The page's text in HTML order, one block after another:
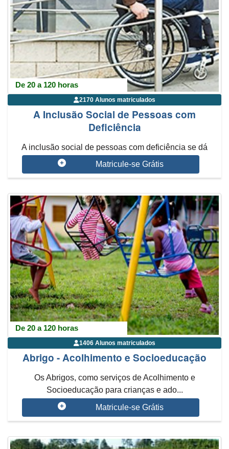
De 20 a 120 horas
2170 Alunos matriculados
A Inclusão Social de Pessoas com
Deficiência
A inclusão social de pessoas com deficiência se dá
através da garantia de se...
Matricule-se Grátis
De 20 a 120 horas
1406 Alunos matriculados
Abrigo - Acolhimento e Socioeducação
Os Abrigos, como serviços de Acolhimento e
Socioeducação para crianças e ado...
Matricule-se Grátis